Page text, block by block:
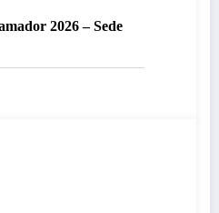
2026 – Sede